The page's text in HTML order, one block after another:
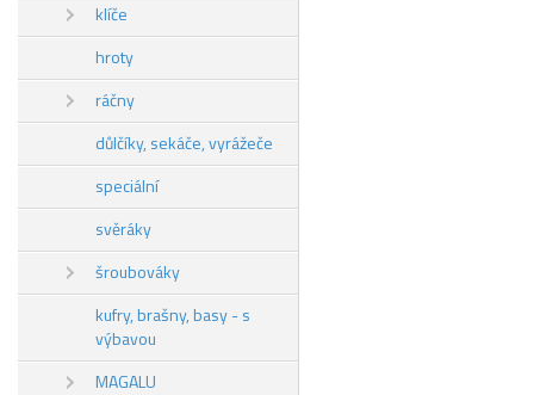
klíče
hroty
ráčny
důlčíky, sekáče, vyrážeče
speciální
svěráky
šroubováky
kufry, brašny, basy - s
výbavou
MAGALU